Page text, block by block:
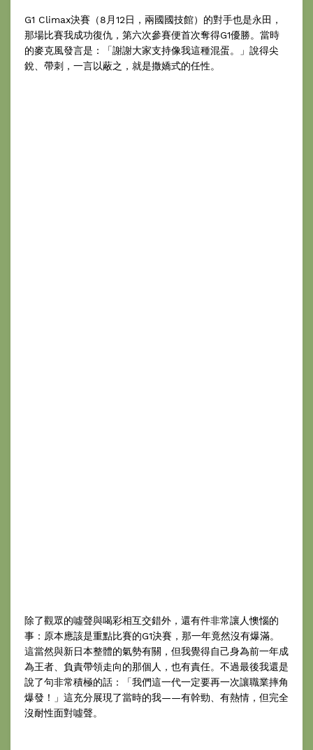
G1 Climax決賽（8月12日，兩國國技館）的對手也是永田，
那場比賽我成功復仇，第六次參賽便首次奪得G1優勝。當時
的麥克風發言是：「謝謝大家支持像我這種混蛋。」說得尖
銳、帶刺，一言以蔽之，就是撒嬌式的任性。
除了觀眾的噓聲與喝彩相互交錯外，還有件非常讓人懊惱的
事：原本應該是重點比賽的G1決賽，那一年竟然沒有爆滿。
這當然與新日本整體的氣勢有關，但我覺得自己身為前一年成
為王者、負責帶領走向的那個人，也有責任。不過最後我還是
說了句非常積極的話：「我們這一代一定要再一次讓職業摔角
爆發！」這充分展現了當時的我——有幹勁、有熱情，但完全
沒耐性面對噓聲。